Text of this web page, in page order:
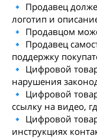
🔹 Продавец
логотип и
🔹 Продавцом
🔹 Продавец
поддержку
🔹 Цифровой
нарушения
🔹 Цифровой
ссылку на видео,
🔹 Цифровой
инструкциях